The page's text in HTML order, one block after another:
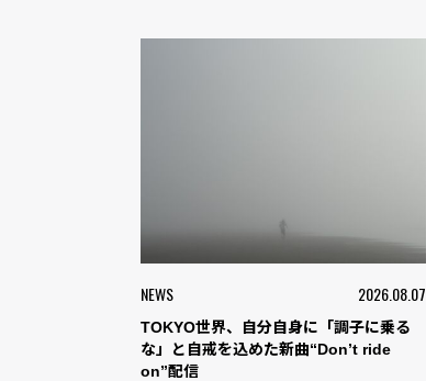
NEWS 2026.08.07
TOKYO世界、自分自身に「調子に乗る
な」と自戒を込めた新曲“Don’t ride
on”配信